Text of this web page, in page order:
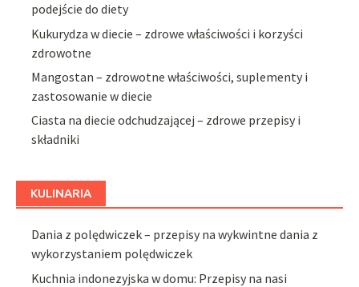
podejście do diety
Kukurydza w diecie – zdrowe właściwości i korzyści
zdrowotne
Mangostan – zdrowotne właściwości, suplementy i
zastosowanie w diecie
Ciasta na diecie odchudzającej – zdrowe przepisy i
składniki
KULINARIA
Dania z polędwiczek – przepisy na wykwintne dania z
wykorzystaniem polędwiczek
Kuchnia indonezyjska w domu: Przepisy na nasi